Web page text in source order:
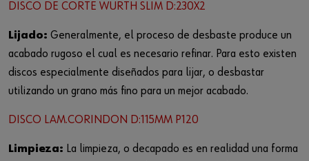
DISCO DE CORTE WURTH SLIM D:230X2
Lijado: Generalmente, el proceso de desbaste produce un
acabado rugoso el cual es necesario refinar. Para esto existen
discos especialmente diseñados para lijar, o desbastar
utilizando un grano más fino para un mejor acabado.
DISCO LAM.CORINDON D:115MM P120
Limpieza: La limpieza, o decapado es en realidad una forma